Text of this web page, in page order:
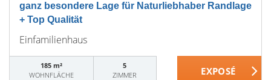
ganz besondere Lage für Naturliebhaber Randlage
+ Top Qualität
Einfamilienhaus
185 m²
WOHNFLÄCHE
5
ZIMMER